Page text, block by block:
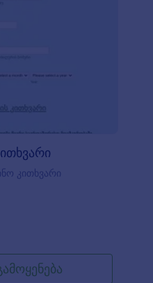
კითხვარი